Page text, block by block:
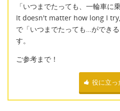
「いつまでたっても、一輪車に
It doesn't matter how long I
で「いつまでたっても…ができ
す。
ご参考まで！
役に立っ